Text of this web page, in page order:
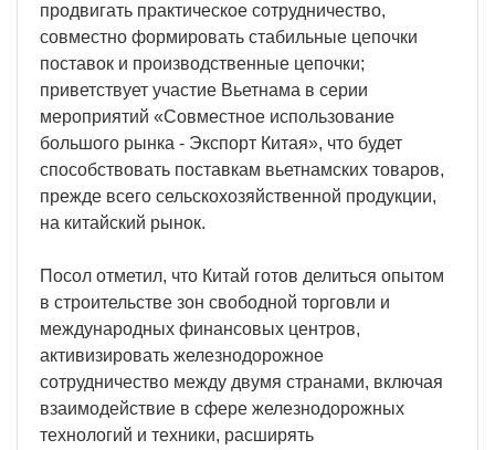
продвигать практическое сотрудничество,
совместно формировать стабильные цепочки
поставок и производственные цепочки;
приветствует участие Вьетнама в серии
мероприятий «Совместное использование
большого рынка - Экспорт Китая», что будет
способствовать поставкам вьетнамских товаров,
прежде всего сельскохозяйственной продукции,
на китайский рынок.
Посол отметил, что Китай готов делиться опытом
в строительстве зон свободной торговли и
международных финансовых центров,
активизировать железнодорожное
сотрудничество между двумя странами, включая
взаимодействие в сфере железнодорожных
технологий и техники, расширять